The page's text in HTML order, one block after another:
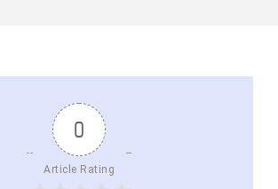
0
Article Rating